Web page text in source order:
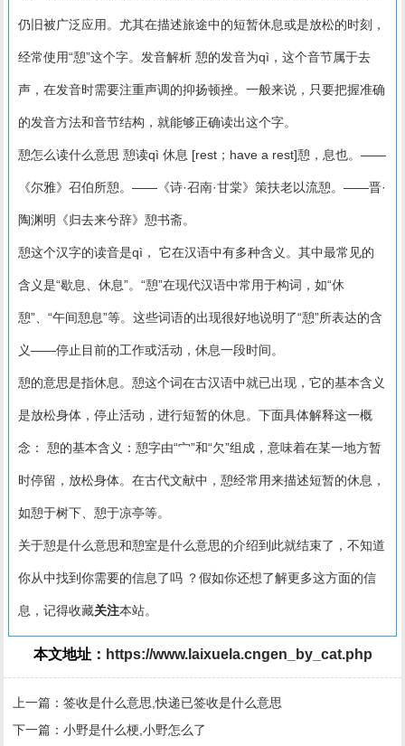
仍旧被广泛应用。尤其在描述旅途中的短暂休息或是放松的时刻，
经常使用“憩”这个字。发音解析 憩的发音为qì，这个音节属于去
声，在发音时需要注重声调的抑扬顿挫。一般来说，只要把握准确
的发音方法和音节结构，就能够正确读出这个字。
憩怎么读什么意思 憩读qì 休息 [rest；have a rest]憩，息也。——
《尔雅》召伯所憩。——《诗·召南·甘棠》策扶老以流憩。——晋·
陶渊明《归去来兮辞》憩书斋。
憩这个汉字的读音是qì， 它在汉语中有多种含义。其中最常见的
含义是“歇息、休息”。“憩”在现代汉语中常用于构词，如“休
憩”、“午间憩息”等。这些词语的出现很好地说明了“憩”所表达的含
义——停止目前的工作或活动，休息一段时间。
憩的意思是指休息。憩这个词在古汉语中就已出现，它的基本含义
是放松身体，停止活动，进行短暂的休息。下面具体解释这一概
念： 憩的基本含义：憩字由“宀”和“欠”组成，意味着在某一地方暂
时停留，放松身体。在古代文献中，憩经常用来描述短暂的休息，
如憩于树下、憩于凉亭等。
关于憩是什么意思和憩室是什么意思的介绍到此就结束了，不知道
你从中找到你需要的信息了吗 ？假如你还想了解更多这方面的信
息，记得收藏关注本站。
本文地址： https://www.laixuela.cngen_by_cat.php
上一篇：签收是什么意思,快递已签收是什么意思
下一篇：小野是什么梗,小野怎么了